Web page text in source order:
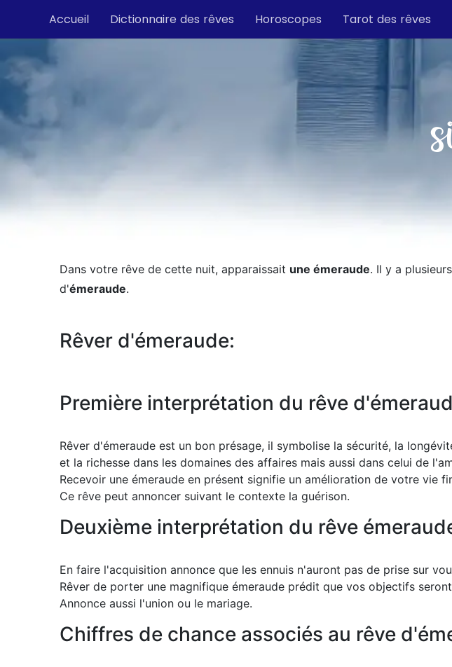
Accueil Dictionnaire des rêves Horoscopes Tarot des rêves
Dans votre rêve de cette nuit, apparaissait une émeraude. Il y a
d'émeraude.
Rêver d'émeraude:
Première interprétation du rêve
Rêver d'émeraude est un bon présage, il symbolise la sécurité, la
et la richesse dans les domaines des affaires mais aussi dans celui de
Recevoir une émeraude en présent signifie un amélioration de votre vie
Ce rêve peut annoncer suivant le contexte la guérison.
Deuxième interprétation du rêve
En faire l'acquisition annonce que les ennuis n'auront pas de prise sur
Rêver de porter une magnifique émeraude prédit que vos objectifs
Annonce aussi l'union ou le mariage.
Chiffres de chance associés au rêve